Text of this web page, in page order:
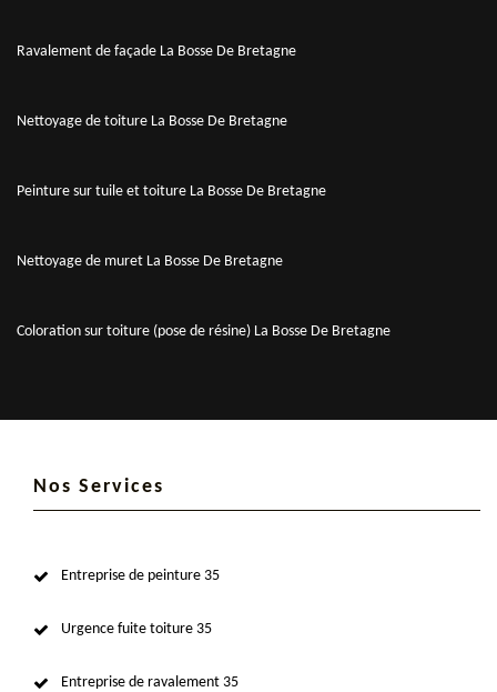
Ravalement de façade La Bosse De Bretagne
Nettoyage de toiture La Bosse De Bretagne
Peinture sur tuile et toiture La Bosse De Bretagne
Nettoyage de muret La Bosse De Bretagne
Coloration sur toiture (pose de résine) La Bosse De Bretagne
Nos Services
Entreprise de peinture 35
Urgence fuite toiture 35
Entreprise de ravalement 35